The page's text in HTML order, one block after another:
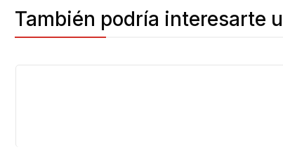
También podría interesarte